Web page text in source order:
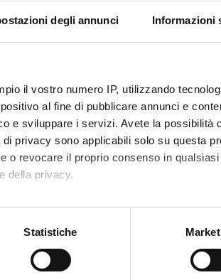
degli annunci Informazioni
il vostro numero IP, utilizzando
al fine di pubblicare annunci e
e sviluppare i servizi. Avete la possibilità
privacy sono applicabili solo su questa
o revocare il proprio consenso in
della privacy.
di qualche metro,
Statistiche